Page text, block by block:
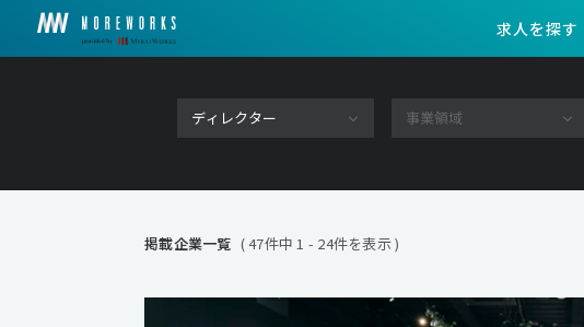
求人を探す
掲載企業一覧 ( 47件中 1 - 24件を表示 )